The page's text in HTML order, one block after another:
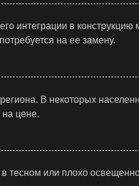
интеграции в конструкцию
на ее замену.
В некоторых
на цене.
тесном или плохо